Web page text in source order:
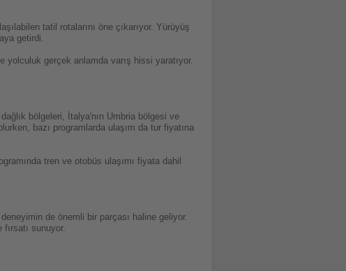
tatil rotalarını öne çıkarıyor. Yürüyüş
getirdi.
yolculuk gerçek anlamda varış hissi yaratıyor.
bölgeleri, İtalya'nın Umbria bölgesi ve
bazı programlarda ulaşım da tur fiyatına
tren ve otobüs ulaşımı fiyata dahil
de önemli bir parçası haline geliyor.
sunuyor.